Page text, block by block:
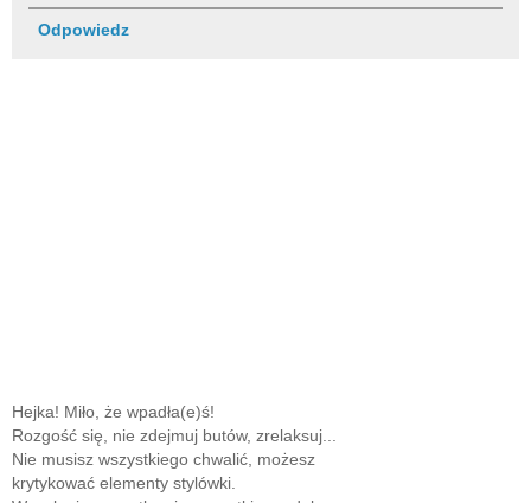
Odpowiedz
Hejka! Miło, że wpadła(e)ś!
Rozgość się, nie zdejmuj butów, zrelaksuj...
Nie musisz wszystkiego chwalić, możesz
krytykować elementy stylówki.